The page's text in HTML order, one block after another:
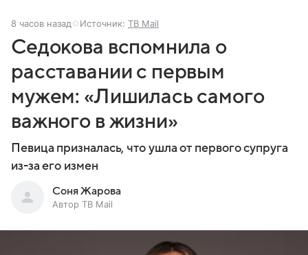
8 часов назад Источник: ТВ Mail
Седокова вспомнила о
расставании с первым
мужем: «Лишилась самого
важного в жизни»
Певица призналась, что ушла от первого супруга
из-за его измен
Соня Жарова
Автор ТВ Mail